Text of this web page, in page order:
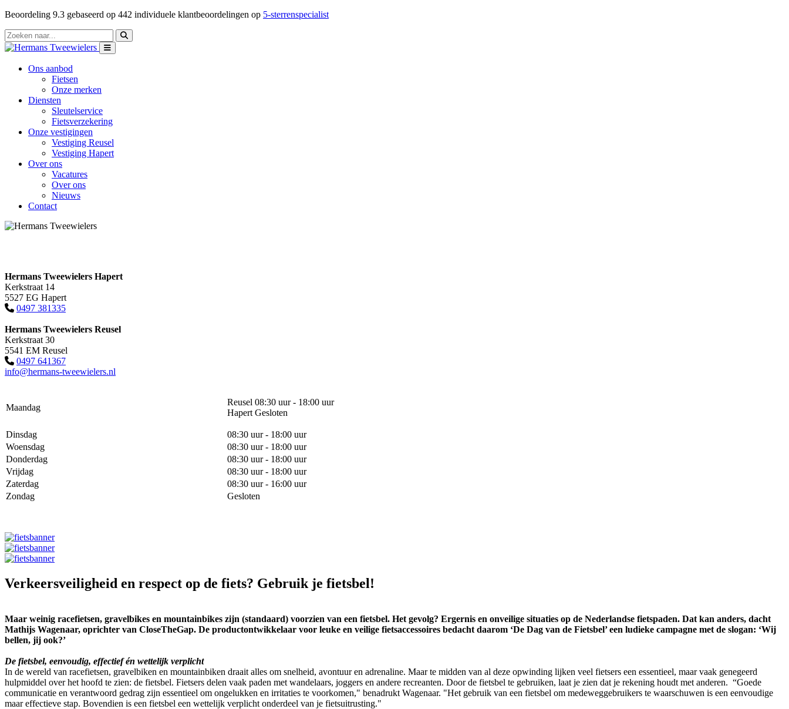
Beoordeling 9.3 gebaseerd op 442 individuele klantbeoordelingen op 5-sterrenspecialist
Ons aanbod
Fietsen
Onze merken
Diensten
Sleutelservice
Fietsverzekering
Onze vestigingen
Vestiging Reusel
Vestiging Hapert
Over ons
Vacatures
Over ons
Nieuws
Contact
Hermans Tweewielers Hapert
Kerkstraat 14
5527 EG Hapert
0497 381335
Hermans Tweewielers Reusel
Kerkstraat 30
5541 EM Reusel
0497 641367
info@hermans-tweewielers.nl
Maandag
Reusel 08:30 uur - 18:00 uur
Hapert Gesloten
Dinsdag
08:30 uur - 18:00 uur
Woensdag
08:30 uur - 18:00 uur
Donderdag
08:30 uur - 18:00 uur
Vrijdag
08:30 uur - 18:00 uur
Zaterdag
08:30 uur - 16:00 uur
Zondag
Gesloten
Verkeersveiligheid en respect op de fiets? Gebruik je fietsbel!
Maar weinig racefietsen, gravelbikes en mountainbikes zijn (standaard) voorzien van een fietsbel. Het gevolg? Ergernis en onveilige situaties op de Nederlandse fietspaden. Dat kan anders, dacht
Mathijs Wagenaar, oprichter van CloseTheGap. De productontwikkelaar voor leuke en veilige fietsaccessoires bedacht daarom ‘De Dag van de Fietsbel’ een ludieke campagne met de slogan: ‘Wij
bellen, jij ook?’
De fietsbel, eenvoudig, effectief én wettelijk verplicht
In de wereld van racefietsen, gravelbiken en mountainbiken draait alles om snelheid, avontuur en adrenaline. Maar te midden van al deze opwinding lijken veel fietsers een essentieel, maar vaak genegeerd
hulpmiddel over het hoofd te zien: de fietsbel. Fietsers delen vaak paden met wandelaars, joggers en andere recreanten. Door de fietsbel te gebruiken, laat je zien dat je rekening houdt met anderen. “Goede
communicatie en verantwoord gedrag zijn essentieel om ongelukken en irritaties te voorkomen," benadrukt Wagenaar. "Het gebruik van een fietsbel om medeweggebruikers te waarschuwen is een eenvoudige
maar effectieve stap. Bovendien is een fietsbel een wettelijk verplicht onderdeel van je fietsuitrusting."